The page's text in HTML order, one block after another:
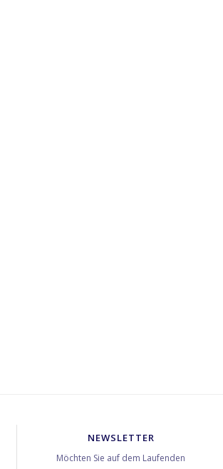
NEWSLETTER
Möchten Sie auf dem Laufenden